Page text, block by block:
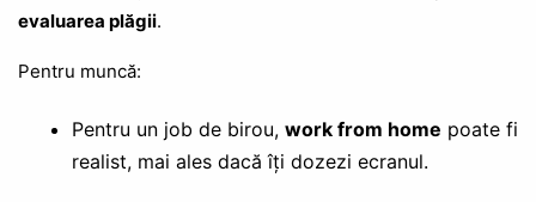
evaluarea plăgii.
Pentru muncă:
Pentru un job de birou, work from home poate fi
realist, mai ales dacă îți dozezi ecranul.